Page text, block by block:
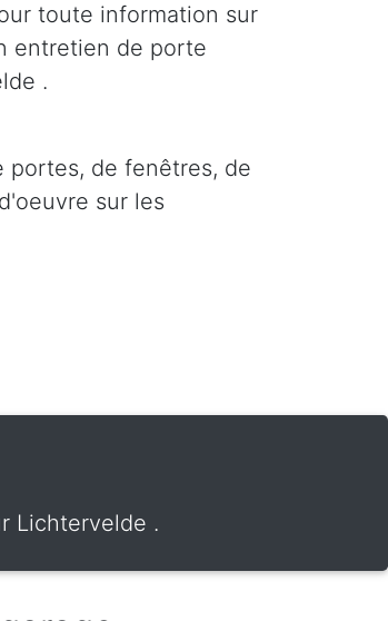
toute information sur
entretien de porte
.
portes, de fenêtres, de
sur les
Lichtervelde .